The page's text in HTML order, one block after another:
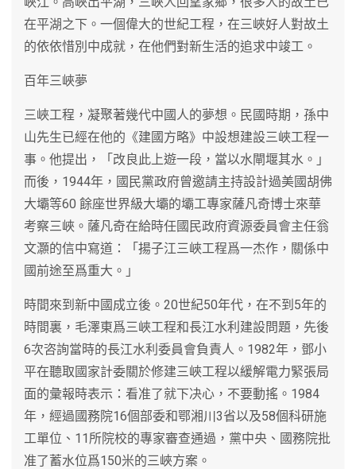
在平湖之下。一個偉大的世紀工程，在三峽好人對故土
的依依惜別中成就，在他們對新生活的追求中竣工。
百年三峽夢
三峽工程，凝聚著幾代中國人的夢想。民國時期，孫中
山先生已經在他的《建國方略》中設想建設三峽工程一
事。他提出，「改良此上遊一段，當以水閘堰其水。」
而後，1944年，國民黨政府曾邀請主持設計過美國胡佛
大壩等60 餘座世界級大壩的壩工專家薩凡奇博士來華
考察三峽。薩凡奇在給時任國民政府資源委員會主任翁
文灝的信中寫道：「揚子江三峽工程爲一杰作，關係中
國前途至爲重大。」
時間來到新中國成立後。20世紀50年代，在不到5年的
時間裏，毛澤東爲三峽工程和長江水利建設問題，先後
6次咨詢當時的長江水利委員會負責人。1982年，鄧小
平在聽取國家計委關於修建三峽工程以緩解電力緊張局
面的彙報時表示：看准了就下决心，不要動搖。1984
年，經過國務院16個部委和鄂湘川3省以及58個科研施
工單位、11所院校的專家審查通過，黨中央、國務院批
准了蓄水位爲150米的三峽方案。